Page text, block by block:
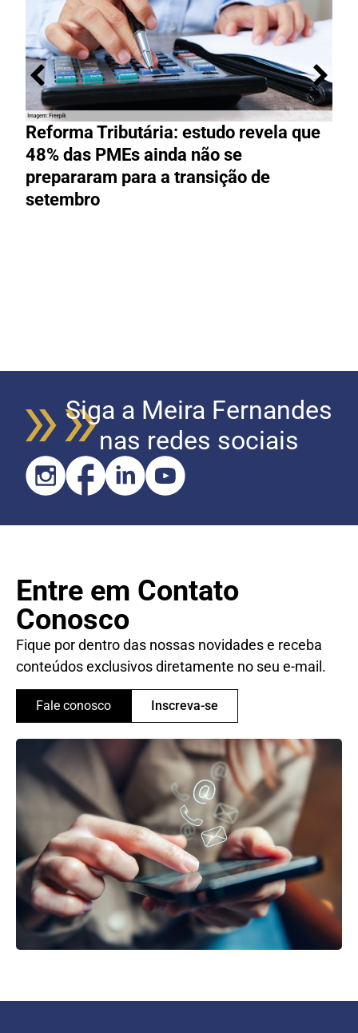
Reforma Tributária: estudo revela que
48% das PMEs ainda não se
prepararam para a transição de
setembro
Siga a Meira Fernandes
nas redes sociais
Entre em Contato
Conosco
Fique por dentro das nossas novidades e receba
conteúdos exclusivos diretamente no seu e-mail.
Fale conosco Inscreva-se